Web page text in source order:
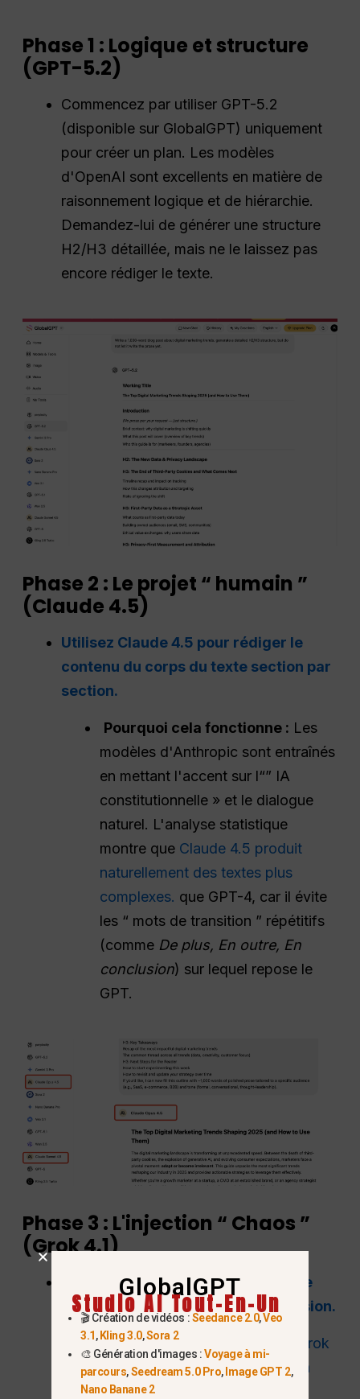
Phase 1 : Logique et structure
(GPT-5.2)
Commencez par utiliser GPT-5.2
(disponible sur GlobalGPT) uniquement
pour créer un plan. Les modèles
d'OpenAI sont excellents en matière de
raisonnement logique et de hiérarchie.
Demandez-lui de générer une structure
H2/H3 détaillée, mais ne le laissez pas
encore rédiger le texte.
Phase 2 : Le projet “ humain ”
(Claude 4.5)
Utilisez Claude 4.5 pour rédiger le
contenu du corps du texte section par
section.
Pourquoi cela fonctionne : Les
modèles d'Anthropic sont entraînés
en mettant l'accent sur l“” IA
constitutionnelle » et le dialogue
naturel. L'analyse statistique
montre que Claude 4.5 produit
naturellement des textes plus
complexes. que GPT-4, car il évite
les “ mots de transition ” répétitifs
(comme De plus, En outre, En
conclusion) sur lequel repose le
GPT.
Phase 3 : L'injection “ Chaos ”
(Grok 4.1)
Enfin, utilisezGrok 4.1 pour réécrire
votre introduction et votre conclusion.
Pourquoi cela fonctionne :
Grok
est entraîné sur des données en
temps réel provenant de X
GlobalGPT
Studio AI Tout-En-Un
🎬 Création de vidéos :Seedance 2.0,Veo
3.1, Kling 3.0,Sora 2
🎨 Génération d'images :Voyage à mi-
parcours,Seedream 5.0 Pro, Image GPT 2,
Nano Banane 2